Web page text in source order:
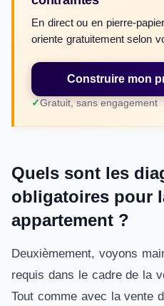
En direct ou en pierre-
oriente gratuitement selon
Construire mon
Gratuit, sans engagement
Quels sont les
obligatoires pour
appartement ?
Deuxièmement, voyons
requis dans le cadre de la
Tout comme avec la vente